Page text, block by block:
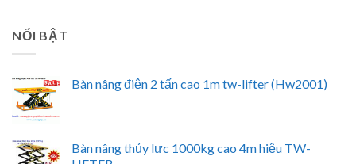
NỔI BẬT
Bàn nâng điện 2 tấn cao 1m tw-lifter (Hw2001)
Bàn nâng thủy lực 1000kg cao 4m hiệu TW-